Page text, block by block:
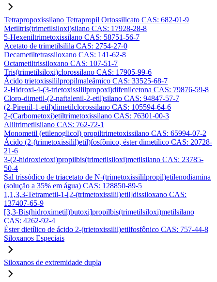
Tetrapropoxissilano Tetrapropil Ortossilicato CAS: 682-01-9
Metiltris(trimetilsiloxi)silano CAS: 17928-28-8
5-Hexeniltrimetoxissilano CAS: 58751-56-7
Acetato de trimetilsilila CAS: 2754-27-0
Decametiltetrassiloxano CAS: 141-62-8
Octametiltrissiloxano CAS: 107-51-7
Tris(trimetilsiloxi)clorossilano CAS: 17905-99-6
Ácido trietoxissililpropilmaleâmico CAS: 33525-68-7
2-Hidroxi-4-(3-trietoxissililpropoxi)difenilcetona CAS: 79876-59-8
Cloro-dimetil-(2-naftalenil-2-etil)silano CAS: 94847-57-7
(2-Pirenil-1-etil)dimetilclorossilano CAS: 105594-64-6
2-(Carbometoxi)etiltrimetoxissilano CAS: 76301-00-3
Aliltrimetilsilano CAS: 762-72-1
Monometil (etilenoglicol) propiltrimetoxissilano CAS: 65994-07-2
Ácido (2-(trimetoxissilil)etil)fosfônico, éster dimetílico CAS: 20728-
21-6
3-(2-hidroxietoxi)propilbis(trimetilsiloxi)metilsilano CAS: 23785-
50-4
Sal trissódico de triacetato de N-(trimetoxissililpropil)etilenodiamina
(solução a 35% em água) CAS: 128850-89-5
1,1,3,3-Tetrametil-1-[2-(trimetoxissilil)etil]dissiloxano CAS:
137407-65-9
[3,3-Bis(hidroximetil)butoxi]propilbis(trimetilsiloxi)metilsilano
CAS: 4262-92-4
Éster dietílico de ácido 2-(trietoxissilil)etilfosfônico CAS: 757-44-8
Siloxanos Especiais
Siloxanos de extremidade dupla